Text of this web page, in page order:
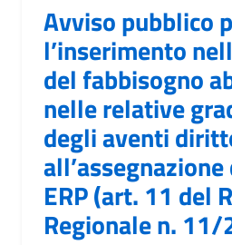
Avviso pubblico
l’inserimento
del fabbisogno
nelle relative
degli aventi
ERP (art. 11 del
Regionale n.